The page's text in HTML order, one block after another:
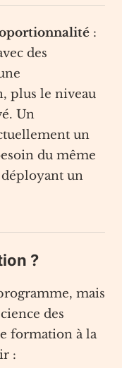
:
des
plus le niveau
Un
un
du même
un
?
mais
des
formation à la
: